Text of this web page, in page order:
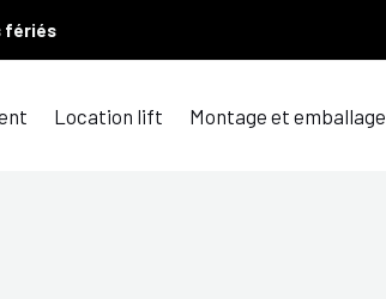
fériés
Location lift Montage et emballage